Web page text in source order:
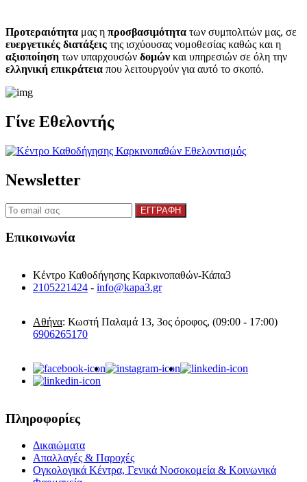
Προτεραιότητα μας η προσβασιμότητα των συμπολιτών μας, σε
ευεργετικές διατάξεις της ισχύουσας νομοθεσίας καθώς και η
αξιοποίηση των υπαρχουσών δομών και υπηρεσιών σε όλη την
ελληνική επικράτεια που λειτουργούν για αυτό το σκοπό.​
Γίνε Εθελοντής
Newsletter
Επικοινωνία
Κέντρο Καθοδήγησης Καρκινοπαθών-Κάπα3
2105221424 - info@kapa3.gr
Αθήνα: Κωστή Παλαμά 13, 3ος όροφος, (09:00 - 17:00)
6906265170
Πληροφορίες
Δικαιώματα
Απαλλαγές & Παροχές
Ογκολογικά Κέντρα, Γενικά Νοσοκομεία & Κοινωνικά